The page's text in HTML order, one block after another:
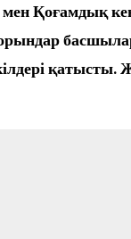
мен Қоғамдық